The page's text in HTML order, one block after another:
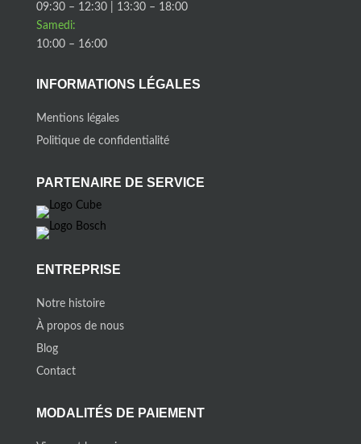
09:30 – 12:30 | 13:30 – 18:00
Samedi:
10:00 – 16:00
INFORMATIONS LÉGALES
Mentions légales
Politique de confidentialité
PARTENAIRE DE SERVICE
ENTREPRISE
Notre histoire
À propos de nous
Blog
Contact
MODALITÉS DE PAIEMENT